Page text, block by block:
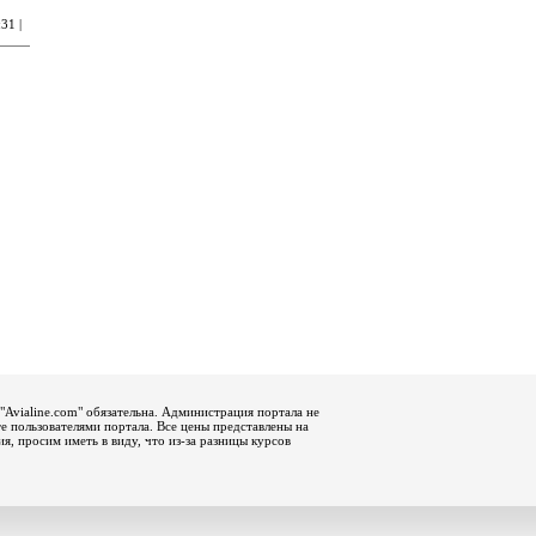
|
обязательна. Администрация портала не
пользователями портала. Все цены представлены на
просим иметь в виду, что из-за разницы курсов